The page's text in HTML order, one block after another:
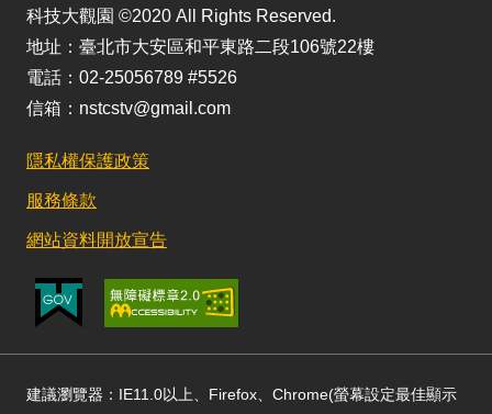
科技大觀園 ©2020 All Rights Reserved.
地址：臺北市大安區和平東路二段106號22樓
電話：02-25056789 #5526
信箱：nstcstv@gmail.com
隱私權保護政策
服務條款
網站資料開放宣告
建議瀏覽器：IE11.0以上、Firefox、Chrome(螢幕設定最佳顯示